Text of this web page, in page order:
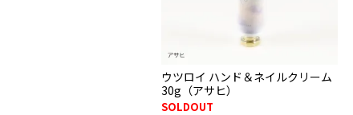
ウツロイ ハンド＆ネイルクリーム
30g（アサヒ）
SOLDOUT